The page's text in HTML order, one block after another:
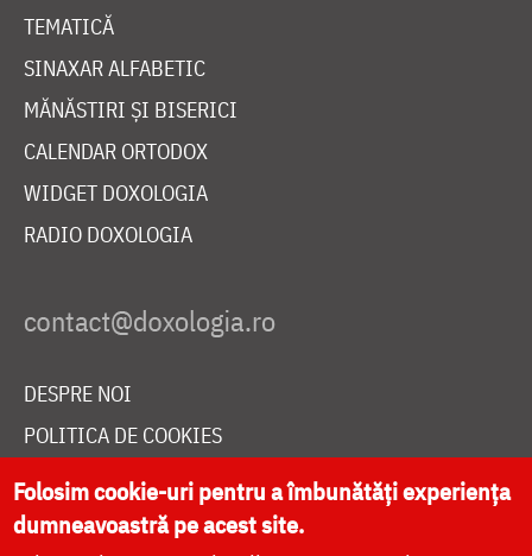
TEMATICĂ
SINAXAR ALFABETIC
MĂNĂSTIRI ȘI BISERICI
CALENDAR ORTODOX
WIDGET DOXOLOGIA
RADIO DOXOLOGIA
DESPRE NOI
POLITICA DE COOKIES
DONEAZĂ ONLINE PENTRU CATEDRALA NAȚIONALĂ
Folosim cookie-uri pentru a îmbunătăți experiența
dumneavoastră pe acest site.